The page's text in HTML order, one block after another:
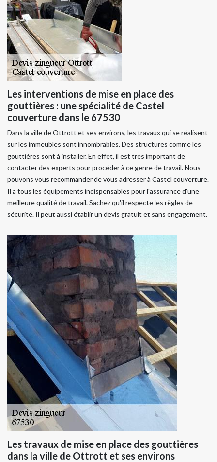
Les interventions de mise en place des
gouttières : une spécialité de Castel
couverture dans le 67530
Dans la ville de Ottrott et ses environs, les travaux qui se réalisent
sur les immeubles sont innombrables. Des structures comme les
gouttières sont à installer. En effet, il est très important de
contacter des experts pour procéder à ce genre de travail. Nous
pouvons vous recommander de vous adresser à Castel couverture.
Il a tous les équipements indispensables pour l'assurance d'une
meilleure qualité de travail. Sachez qu'il respecte les règles de
sécurité. Il peut aussi établir un devis gratuit et sans engagement.
Les travaux de mise en place des gouttières
dans la ville de Ottrott et ses environs